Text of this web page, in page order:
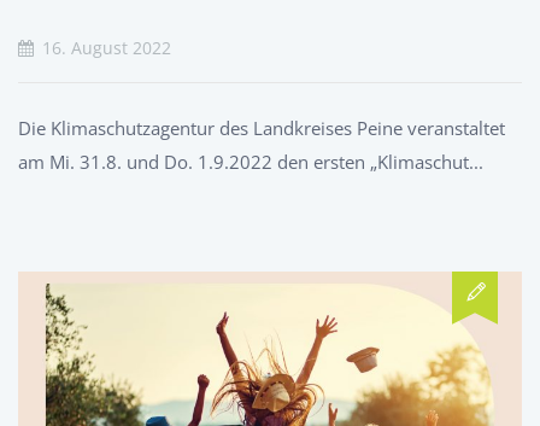
16. August 2022
Die Klimaschutzagentur des Landkreises Peine veranstaltet
am Mi. 31.8. und Do. 1.9.2022 den ersten „Klimaschut...